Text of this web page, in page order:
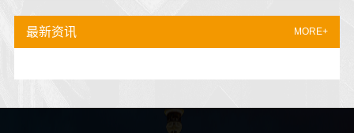
最新资讯 MORE+